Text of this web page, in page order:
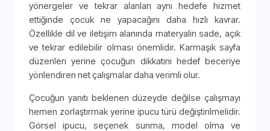
yönergeler ve tekrar alanları aynı hedefe hizmet
ettiğinde çocuk ne yapacağını daha hızlı kavrar.
Özellikle dil ve iletişim alanında materyalin sade, açık
ve tekrar edilebilir olması önemlidir. Karmaşık sayfa
düzenleri yerine çocuğun dikkatini hedef beceriye
yönlendiren net çalışmalar daha verimli olur.
Çocuğun yanıtı beklenen düzeyde değilse çalışmayı
hemen zorlaştırmak yerine ipucu türü değiştirilmelidir.
Görsel ipucu, seçenek sunma, model olma ve